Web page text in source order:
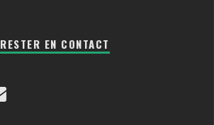
RESTER EN CONTACT